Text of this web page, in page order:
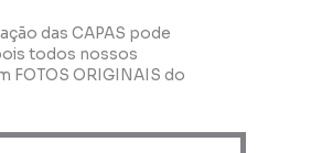
das CAPAS pode
todos nossos
FOTOS ORIGINAIS do